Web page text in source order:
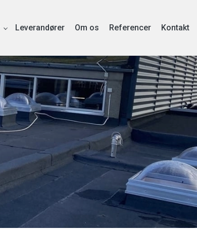
Leverandører Om os Referencer Kontakt